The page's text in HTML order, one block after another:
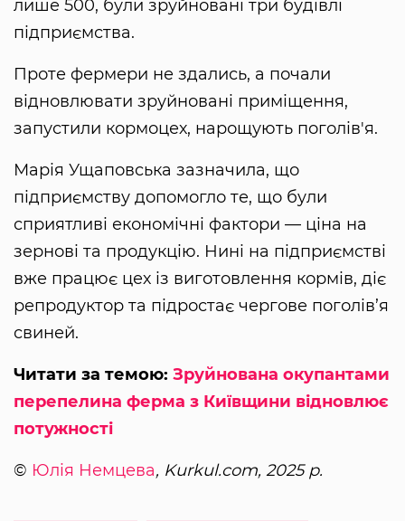
лише 500, були зруйновані три будівлі
підприємства.
Проте фермери не здались, а почали
відновлювати зруйновані приміщення,
запустили кормоцех, нарощують поголів'я.
Марія Ущаповська зазначила, що
підприємству допомогло те, що були
сприятливі економічні фактори — ціна на
зернові та продукцію. Нині на підприємстві
вже працює цех із виготовлення кормів, діє
репродуктор та підростає чергове поголів’я
свиней.
Читати за темою: Зруйнована окупантами
перепелина ферма з Київщини відновлює
потужності
© Юлія Немцева, Kurkul.com, 2025 р.